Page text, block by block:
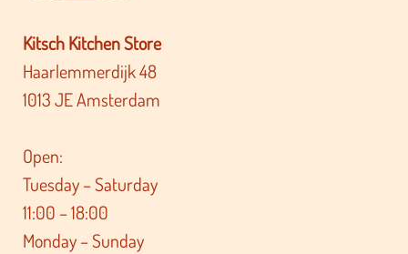
Kitsch Kitchen Store
Haarlemmerdijk 48
1013 JE Amsterdam
Open:
Tuesday – Saturday
11:00 – 18:00
Monday – Sunday